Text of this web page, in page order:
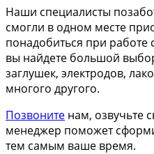
Наши специалисты
смогли в одном месте
понадобиться при работе
вы найдете большой
заглушек, электродов,
многого другого.
Позвоните нам, озвучьте
менеджер поможет
тем самым ваше время.